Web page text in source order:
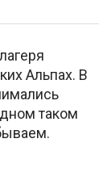
Альпах. В
таком